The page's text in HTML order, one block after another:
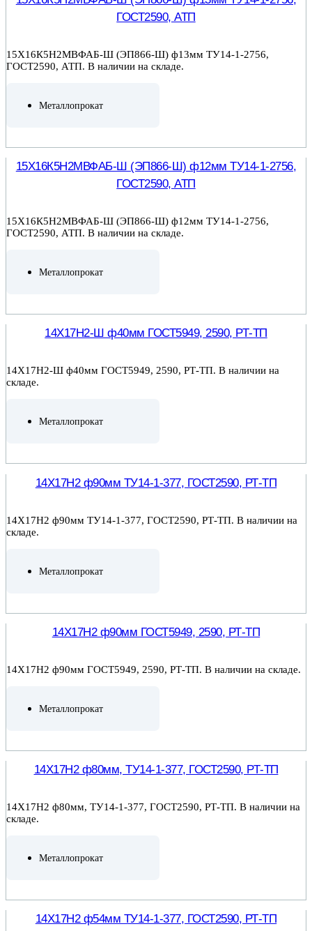
ГОСТ2590, АТП
15Х16К5Н2МВФАБ-Ш (ЭП866-Ш) ф13мм ТУ14-1-2756,
ГОСТ2590, АТП. В наличии на складе.
Металлопрокат
15Х16К5Н2МВФАБ-Ш (ЭП866-Ш) ф12мм ТУ14-1-2756,
ГОСТ2590, АТП
15Х16К5Н2МВФАБ-Ш (ЭП866-Ш) ф12мм ТУ14-1-2756,
ГОСТ2590, АТП. В наличии на складе.
Металлопрокат
14Х17Н2-Ш ф40мм ГОСТ5949, 2590, РТ-ТП
14Х17Н2-Ш ф40мм ГОСТ5949, 2590, РТ-ТП. В наличии на
складе.
Металлопрокат
14Х17Н2 ф90мм ТУ14-1-377, ГОСТ2590, РТ-ТП
14Х17Н2 ф90мм ТУ14-1-377, ГОСТ2590, РТ-ТП. В наличии на
складе.
Металлопрокат
14Х17Н2 ф90мм ГОСТ5949, 2590, РТ-ТП
14Х17Н2 ф90мм ГОСТ5949, 2590, РТ-ТП. В наличии на складе.
Металлопрокат
14Х17Н2 ф80мм, ТУ14-1-377, ГОСТ2590, РТ-ТП
14Х17Н2 ф80мм, ТУ14-1-377, ГОСТ2590, РТ-ТП. В наличии на
складе.
Металлопрокат
14Х17Н2 ф54мм ТУ14-1-377, ГОСТ2590, РТ-ТП